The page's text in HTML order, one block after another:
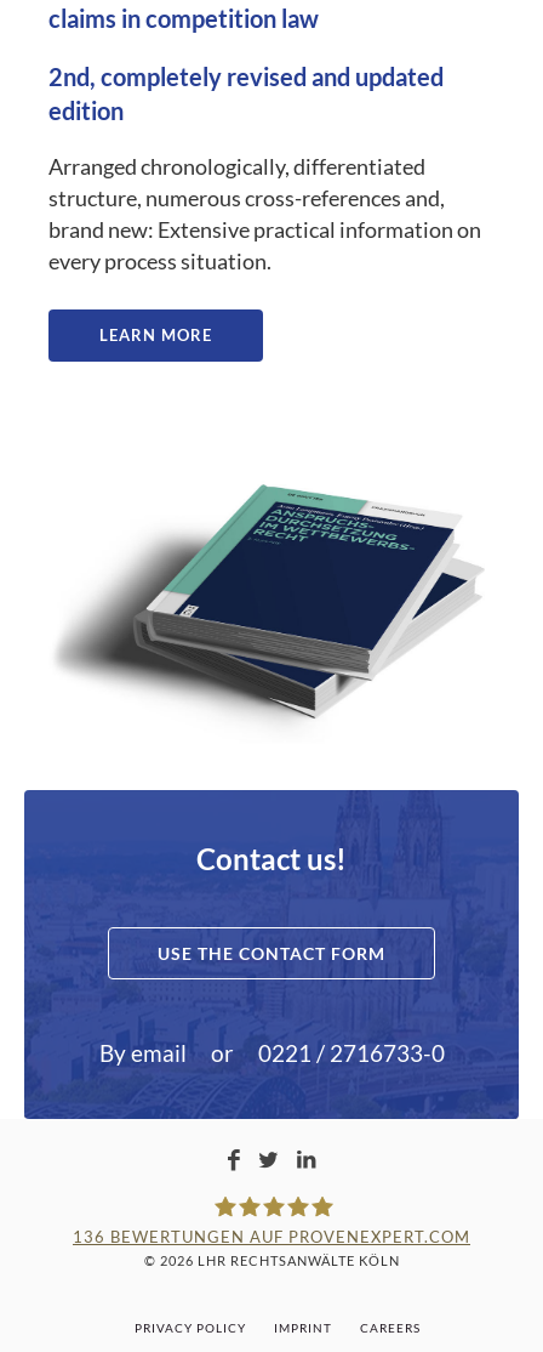
claims in competition law
2nd, completely revised and updated
edition
Arranged chronologically, differentiated
structure, numerous cross-references and,
brand new: Extensive practical information on
every process situation.
LEARN MORE
Contact us!
USE THE CONTACT FORM
By email or 0221 / 2716733-0
136 BEWERTUNGEN AUF PROVENEXPERT.COM
© 2026 LHR RECHTSANWÄLTE KÖLN
PRIVACY POLICY IMPRINT CAREERS